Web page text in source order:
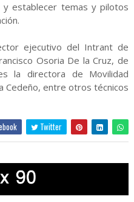
establecer temas y pilotos
ejecutivo del Intrant de
Osoria De la Cruz, de
la directora de Movilidad
Cedeño, entre otros técnicos
Twitter